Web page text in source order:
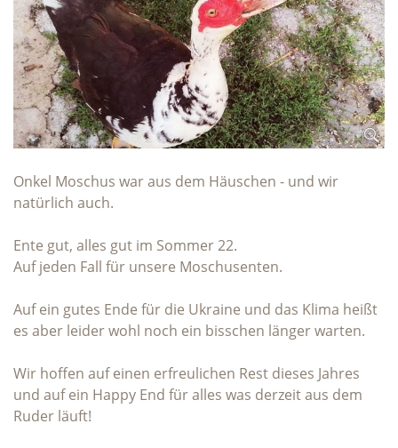
Onkel Moschus war aus dem Häuschen - und wir
natürlich auch.
Ente gut, alles gut im Sommer 22.
Auf jeden Fall für unsere Moschusenten.
Auf ein gutes Ende für die Ukraine und das Klima heißt
es aber leider wohl noch ein bisschen länger warten.
Wir hoffen auf einen erfreulichen Rest dieses Jahres
und auf ein Happy End für alles was derzeit aus dem
Ruder läuft!